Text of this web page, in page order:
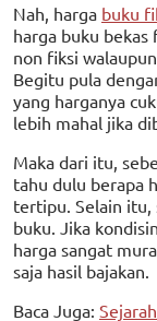
Nah, harga buku
harga buku
non fiksi
Begitu pula
yang harganya
lebih mahal jika
Maka dari itu,
tahu dulu berapa
tertipu. Selain itu,
buku. Jika
harga sangat
saja hasil bajakan.
Baca Juga: